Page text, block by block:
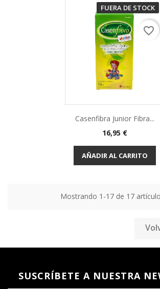
Casenfibra Junior Fibra...
16,95 €
AÑADIR AL CARRITO
FUERA DE STOCK
favorite_border
Mostrando 1-17 de 17
SUSCRÍBETE A NUESTRA